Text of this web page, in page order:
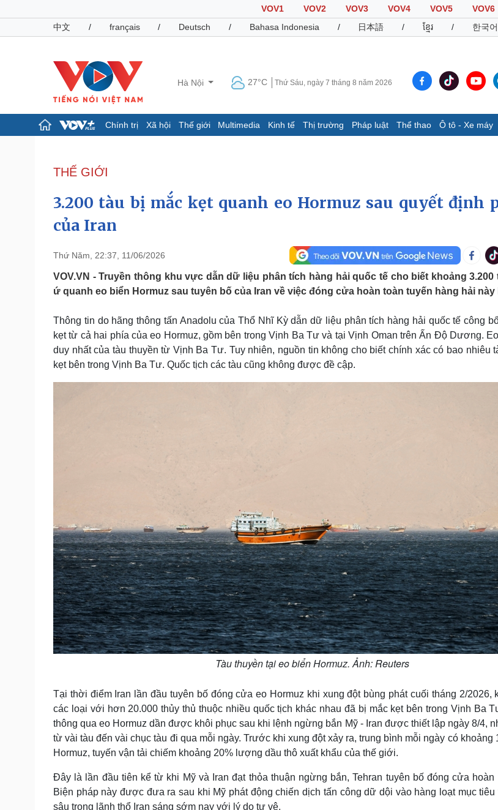
VOV1 VOV2 VOV3 VOV4 VOV5 VOV6
中文
/ français / Deutsch / Bahasa Indonesia / 日本語 / ខ្មែរ / 한국어
Hà Nội 27°C Thứ Sáu, ngày 7 tháng 8 năm 2026
Chính trị Xã hội Thế giới Multimedia Kinh tế Thị trường Pháp luật Thể thao Ô tô - Xe máy
Đảng
Tổ chức nhân sự
Nhận diện sự thật
Dấu ấn VOV
E-Magazine
Infographic
Pháp luật
Tin nóng
Tư vấn luật
Việt Nam
Phân tích
Thể thao
Lịch thi đấu bóng đá
Thế giới thể thao
Hậu trường
Ô tô - Xe máy
Xe máy
Tư vấn
Sức khỏe
Dinh dưỡng - món ngon
Cây thuốc
Sản phụ khoa
Đời sống
Nhà đẹp
Blog
Tình yêu - Gia đình
Văn hóa
Sân khấu - Điện ảnh
Văn học
Âm nhạc
Giải trí
Sao Việt
THẾ GIỚI
3.200 tàu bị mắc kẹt quanh eo Hormuz sau quyết định
của Iran
Thứ Năm, 22:37, 11/06/2026
VOV.VN - Truyền thông khu vực dẫn dữ liệu phân tích hàng hải quốc tế cho biết khoảng 3.200
ứ quanh eo biển Hormuz sau tuyên bố của Iran về việc đóng cửa hoàn toàn tuyến hàng hải này
Thông tin do hãng thông tấn Anadolu của Thổ Nhĩ Kỳ dẫn dữ liệu phân tích hàng hải quốc tế công
kẹt từ cả hai phía của eo Hormuz, gồm bên trong Vịnh Ba Tư và tại Vịnh Oman trên Ấn Độ Dương.
duy nhất của tàu thuyền từ Vịnh Ba Tư. Tuy nhiên, nguồn tin không cho biết chính xác có bao nhiêu
kẹt bên trong Vịnh Ba Tư. Quốc tịch các tàu cũng không được đề cập.
Tàu thuyền tại eo biển Hormuz. Ảnh: Reuters
Tại thời điểm Iran lần đầu tuyên bố đóng cửa eo Hormuz khi xung đột bùng phát cuối tháng 2/2026,
các loại với hơn 20.000 thủy thủ thuộc nhiều quốc tịch khác nhau đã bị mắc kẹt bên trong Vịnh Ba
thông qua eo Hormuz dần được khôi phục sau khi lệnh ngừng bắn Mỹ - Iran được thiết lập ngày 8/4,
từ vài tàu đến vài chục tàu đi qua mỗi ngày. Trước khi xung đột xảy ra, trung bình mỗi ngày có khoảng
Hormuz, tuyến vận tải chiếm khoảng 20% lượng dầu thô xuất khẩu của thế giới.
Đây là lần đầu tiên kể từ khi Mỹ và Iran đạt thỏa thuận ngừng bắn, Tehran tuyên bố đóng cửa hoàn
Biện pháp này được đưa ra sau khi Mỹ phát động chiến dịch tấn công dữ dội vào hàng loạt mục tiêu
sâu trong lãnh thổ Iran sáng sớm nay với lý do tự vệ.